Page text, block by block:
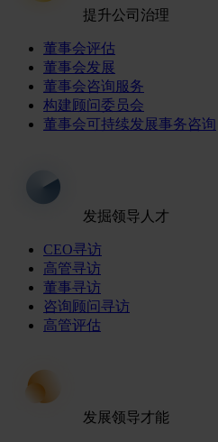
提升公司治理
董事会评估
董事会发展
董事会咨询服务
构建顾问委员会
董事会可持续发展事务咨询
发掘领导人才
CEO寻访
高管寻访
董事寻访
咨询顾问寻访
高管评估
发展领导才能